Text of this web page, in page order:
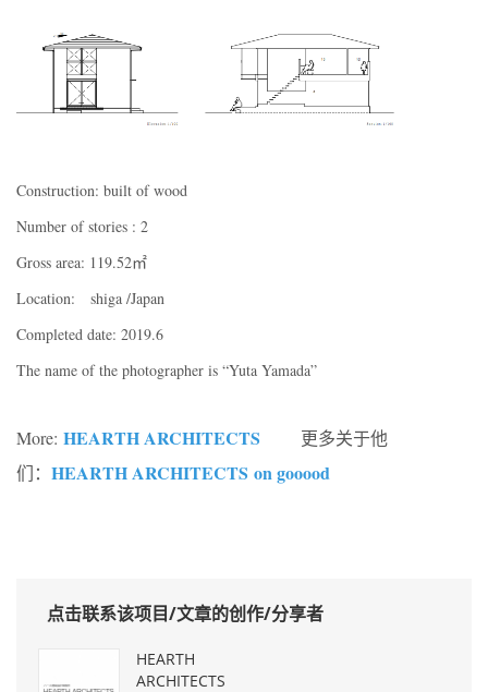
Construction: built of wood
Number of stories : 2
Gross area: 119.52㎡
Location: shiga /Japan
Completed date: 2019.6
The name of the photographer is “Yuta Yamada”
More: HEARTH ARCHITECTS
更多关于他
们： HEARTH ARCHITECTS on gooood
点击联系该项目/文章的创作/分享者
HEARTH
ARCHITECTS